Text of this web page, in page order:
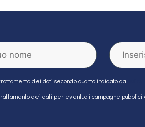
dei dati secondo quanto indicato da
dei dati per eventuali campagne